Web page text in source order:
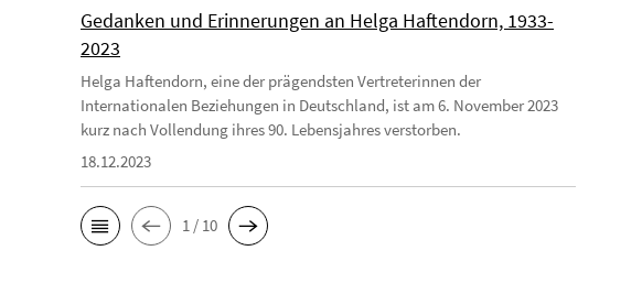
Gedanken und Erinnerungen an Helga Haftendorn, 1933-
2023
Helga Haftendorn, eine der prägendsten Vertreterinnen der
Internationalen Beziehungen in Deutschland, ist am 6. November 2023
kurz nach Vollendung ihres 90. Lebensjahres verstorben.
18.12.2023
1 / 10